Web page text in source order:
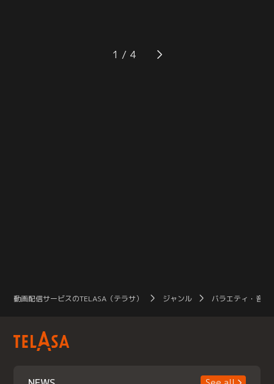
場「富士高原トマトフィールド」
へ！実は、キャンピングカーでキャ
ちなんだ場所を巡ります！京都駅の
近くにある「梅小路醗酵所」で甘酒
1
動画配信サービスのTELASA（テラサ） ジャンル バラエティ・音楽